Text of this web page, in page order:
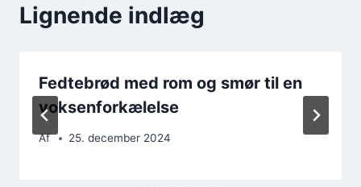
Lignende indlæg
Fedtebrød med rom og smør til en
voksenforkælelse
Af 25. december 2024